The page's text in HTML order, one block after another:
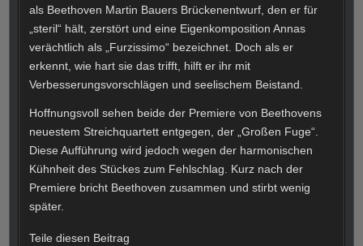
als Beethoven Martin Bauers Brückenentwurf, den er für
„steril“ hält, zerstört und eine Eigenkomposition Annas
verächtlich als „Furzissimo“ bezeichnet. Doch als er
erkennt, wie hart sie das trifft, hilft er ihr mit
Verbesserungsvorschlägen und seelischem Beistand.
Hoffnungsvoll sehen beide der Premiere von Beethovens
neuestem Streichquartett entgegen, der „Großen Fuge“.
Diese Aufführung wird jedoch wegen der harmonischen
Kühnheit des Stückes zum Fehlschlag. Kurz nach der
Premiere bricht Beethoven zusammen und stirbt wenig
später.
Teile diesen Beitrag